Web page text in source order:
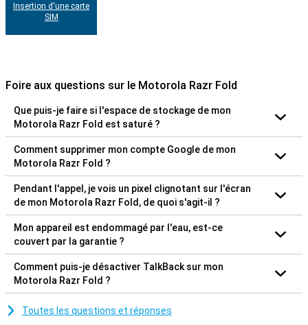
Insertion d'une carte
SIM
Foire aux questions sur le Motorola Razr Fold
Que puis-je faire si l'espace de stockage de mon
Motorola Razr Fold est saturé ?
Comment supprimer mon compte Google de mon
Motorola Razr Fold ?
Pendant l'appel, je vois un pixel clignotant sur l'écran
de mon Motorola Razr Fold, de quoi s'agit-il ?
Mon appareil est endommagé par l'eau, est-ce
couvert par la garantie ?
Comment puis-je désactiver TalkBack sur mon
Motorola Razr Fold ?
Toutes les questions et réponses